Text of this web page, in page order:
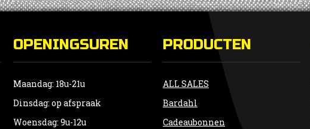
OPENINGSUREN
Maandag: 18u-21u
Dinsdag: op afspraak
Woensdag: 9u-12u
PRODUCTEN
ALL SALES
Bardahl
Cadeaubonnen